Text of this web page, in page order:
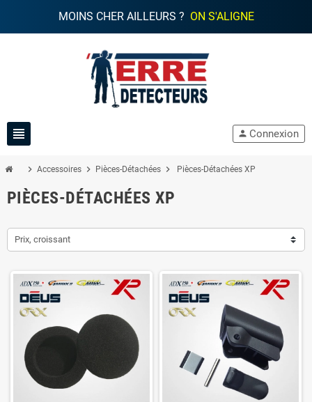
MOINS CHER AILLEURS ? ON S'ALIGNE
view_headline person Connexion
chevron_right Accessoires chevron_right Pièces-Détachées chevron_right Pièces-Détachées XP
PIÈCES-DÉTACHÉES XP
Prix, croissant